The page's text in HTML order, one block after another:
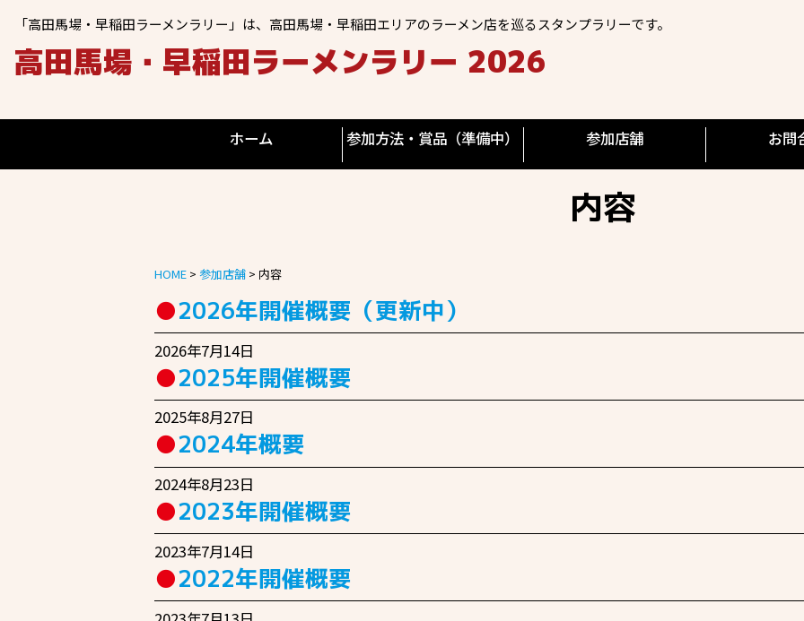
「高田馬場・早稲田ラーメンラリー」は、高田馬場・早稲田エリアのラーメン店を巡るスタンプラリーです。
高田馬場・早稲田ラーメンラリー 2026
ホーム 参加方法・賞品（準備中） 参加店舗 お問
内容
HOME > 参加店舗 > 内容
2026年開催概要（更新中）
2026年7月14日
2025年開催概要
2025年8月27日
2024年概要
2024年8月23日
2023年開催概要
2023年7月14日
2022年開催概要